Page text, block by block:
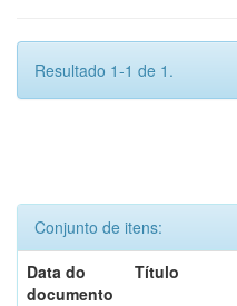
Resultado 1-1 de 1.
Conjunto de itens:
Data do
documento
Título